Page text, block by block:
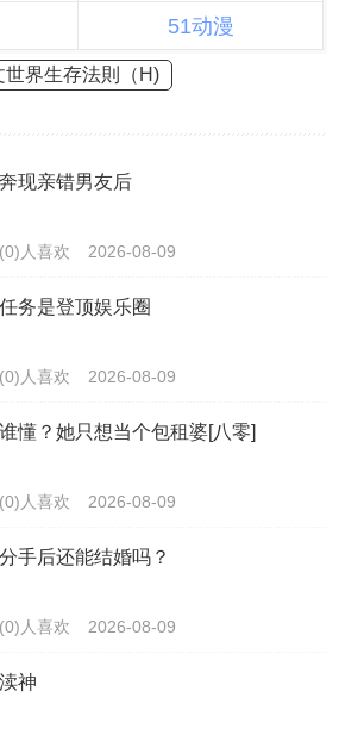
51动漫
世界生存法則（H)
奔现亲错男友后
(0)人喜欢 2026-08-09
任务是登顶娱乐圈
(0)人喜欢 2026-08-09
谁懂？她只想当个包租婆[八零]
(0)人喜欢 2026-08-09
分手后还能结婚吗？
(0)人喜欢 2026-08-09
渎神